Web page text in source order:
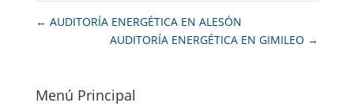
← AUDITORÍA ENERGÉTICA EN ALESÓN
AUDITORÍA ENERGÉTICA EN GIMILEO →
Menú Principal